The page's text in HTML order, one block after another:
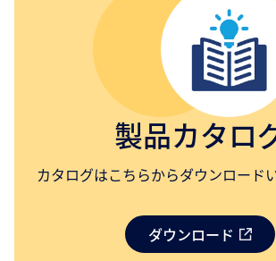
製品カタロ
カタログはこちらからダウンロード
ダウンロード